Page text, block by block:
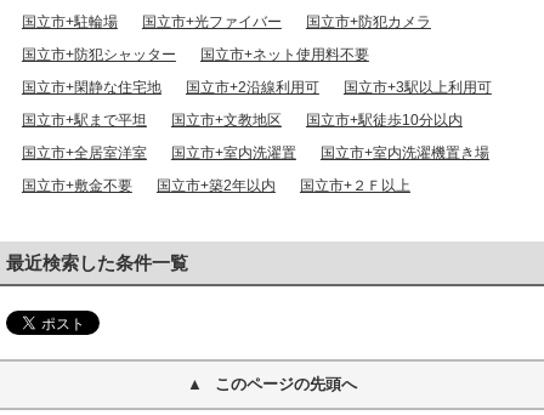
国立市+駐輪場
国立市+光ファイバー
国立市+防犯カメラ
国立市+防犯シャッター
国立市+ネット使用料不要
国立市+閑静な住宅地
国立市+2沿線利用可
国立市+3駅以上利用可
国立市+駅まで平坦
国立市+文教地区
国立市+駅徒歩10分以内
国立市+全居室洋室
国立市+室内洗濯置
国立市+室内洗濯機置き場
国立市+敷金不要
国立市+築2年以内 国立市+２Ｆ以上
最近検索した条件一覧
このページの先頭へ